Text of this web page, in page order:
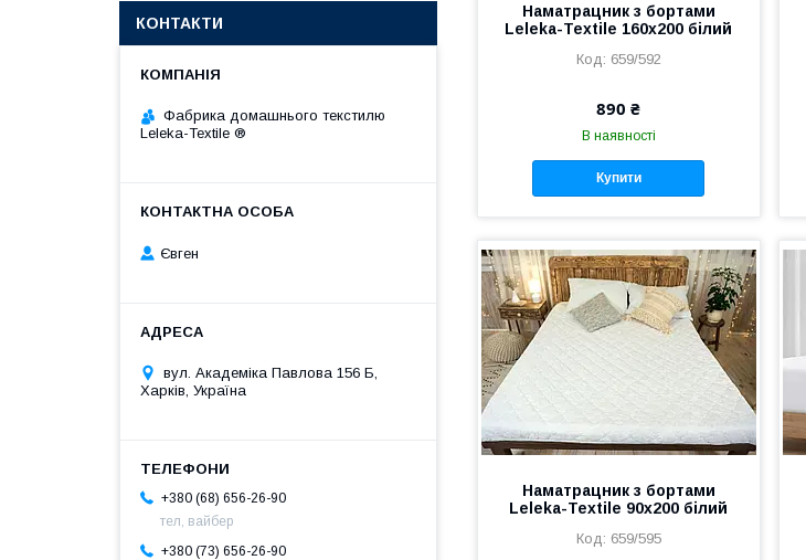
Наматрацник з бортами
Leleka-Textile 160х200 білий
659/592
890 ₴
В наявності
Купити
Наматрацник з бортами
Leleka-Textile 90х200 білий
659/595
КОНТАКТИ
Фабрика домашнього текстилю
Leleka-Textile ®
Євген
вул. Академіка Павлова 156 Б,
Харків, Україна
+380 (68) 656-26-90
тел, вайбер
+380 (73) 656-26-90